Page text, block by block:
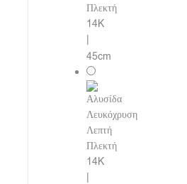
Πλεκτή
14K
|
45cm